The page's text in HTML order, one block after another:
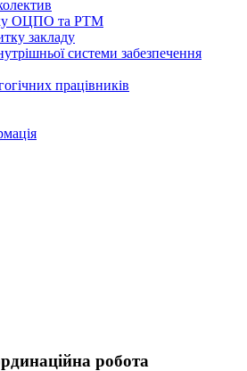
ОЦПО та РТМ
закладу
системи забезпечення
працівників
робота